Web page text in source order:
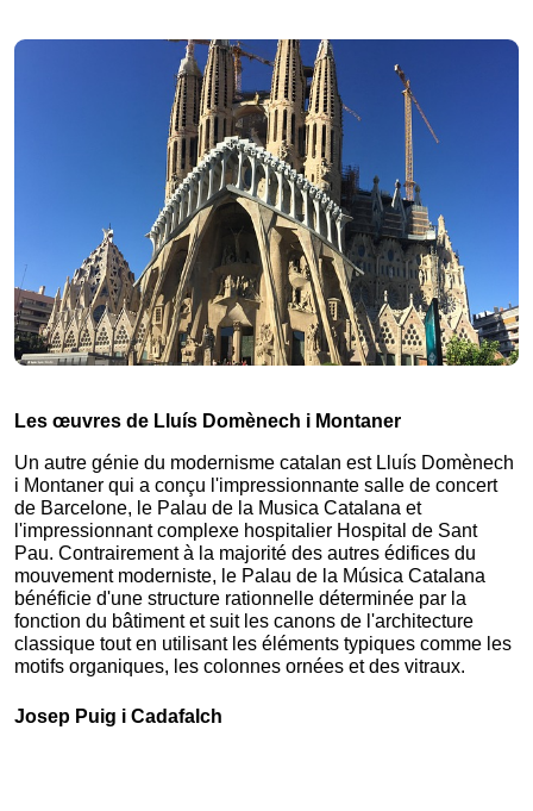
Les œuvres de Lluís Domènech i Montaner
Un autre génie du modernisme catalan est Lluís Domènech
i Montaner qui a conçu l'impressionnante salle de concert
de Barcelone, le Palau de la Musica Catalana et
l'impressionnant complexe hospitalier Hospital de Sant
Pau. Contrairement à la majorité des autres édifices du
mouvement moderniste, le Palau de la Música Catalana
bénéficie d'une structure rationnelle déterminée par la
fonction du bâtiment et suit les canons de l'architecture
classique tout en utilisant les éléments typiques comme les
motifs organiques, les colonnes ornées et des vitraux.
Josep Puig i Cadafalch